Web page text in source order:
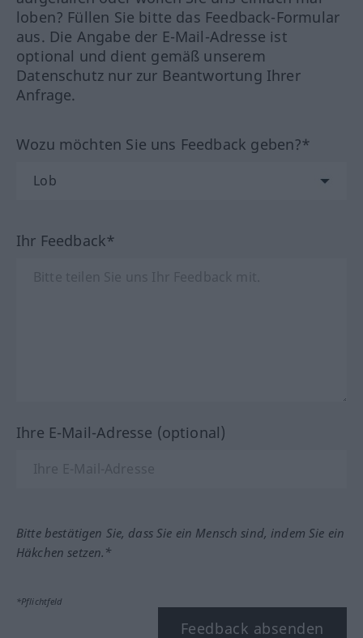
loben? Füllen Sie bitte das Feedback-Formular
aus. Die Angabe der E-Mail-Adresse ist
optional und dient gemäß unserem
Datenschutz nur zur Beantwortung Ihrer
Anfrage.
Wozu möchten Sie uns Feedback geben?*
Ihr Feedback*
Ihre E-Mail-Adresse (optional)
Bitte bestätigen Sie, dass Sie ein Mensch sind, indem Sie ein
Häkchen setzen.*
*Pflichtfeld
Feedback absenden